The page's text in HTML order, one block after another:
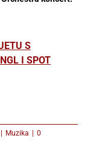
S
I SPOT
Muzika
0